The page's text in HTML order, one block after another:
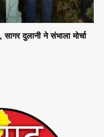
दुलानी ने संभाला मोर्चा